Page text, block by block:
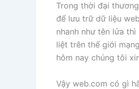
Trong thời đại
để lưu trữ dữ liệu
nhanh như tên lửa
liệt trên thế giới
hôm nay chúng tôi
Vậy web.com có gì